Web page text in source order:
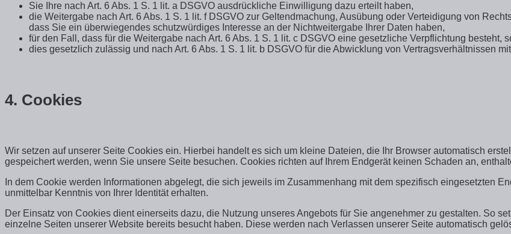
Sie Ihre nach Art. 6 Abs. 1 S. 1 lit. a DSGVO ausdrückliche Einwilligung dazu erteilt haben,
die Weitergabe nach Art. 6 Abs. 1 S. 1 lit. f DSGVO zur Geltendmachung, Ausübung oder Verteidigung von
dass Sie ein überwiegendes schutzwürdiges Interesse an der Nichtweitergabe Ihrer Daten haben,
für den Fall, dass für die Weitergabe nach Art. 6 Abs. 1 S. 1 lit. c DSGVO eine gesetzliche Verpflichtung besteht,
dies gesetzlich zulässig und nach Art. 6 Abs. 1 S. 1 lit. b DSGVO für die Abwicklung von Vertragsverhältnissen
4. Cookies
Wir setzen auf unserer Seite Cookies ein. Hierbei handelt es sich um kleine Dateien, die Ihr Browser automatisch
gespeichert werden, wenn Sie unsere Seite besuchen. Cookies richten auf Ihrem Endgerät keinen Schaden an,
In dem Cookie werden Informationen abgelegt, die sich jeweils im Zusammenhang mit dem spezifisch eingesetzten
unmittelbar Kenntnis von Ihrer Identität erhalten.
Der Einsatz von Cookies dient einerseits dazu, die Nutzung unseres Angebots für Sie angenehmer zu gestalten. So
einzelne Seiten unserer Website bereits besucht haben. Diese werden nach Verlassen unserer Seite automatisch